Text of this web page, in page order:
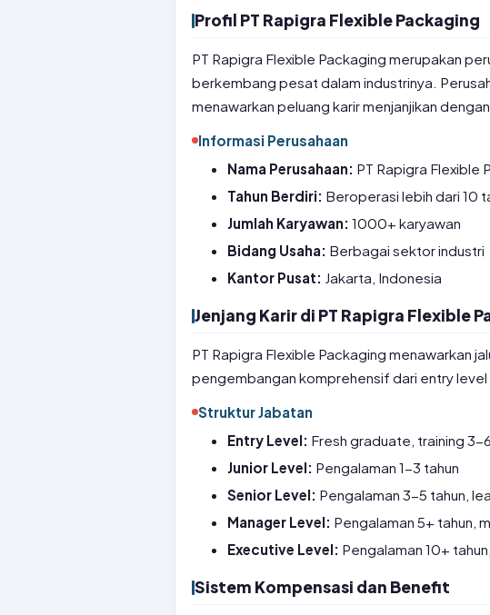
Profil PT Rapigra Flexible Packaging
PT Rapigra Flexible Packaging merupakan
berkembang pesat dalam industrinya.
menawarkan peluang karir menjanjikan
Informasi Perusahaan
Nama Perusahaan: PT Rapigra Flexible
Tahun Berdiri: Beroperasi lebih dari 10
Jumlah Karyawan: 1000+ karyawan
Bidang Usaha: Berbagai sektor industri
Kantor Pusat: Jakarta, Indonesia
Jenjang Karir di PT Rapigra Flexible
PT Rapigra Flexible Packaging menawarkan
pengembangan komprehensif dari entry level
Struktur Jabatan
Entry Level: Fresh graduate, training 3-
Junior Level: Pengalaman 1-3 tahun
Senior Level: Pengalaman 3-5 tahun,
Manager Level: Pengalaman 5+ tahun,
Executive Level: Pengalaman 10+
Sistem Kompensasi dan Benefit